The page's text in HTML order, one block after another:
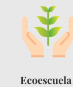
Ecoescuela